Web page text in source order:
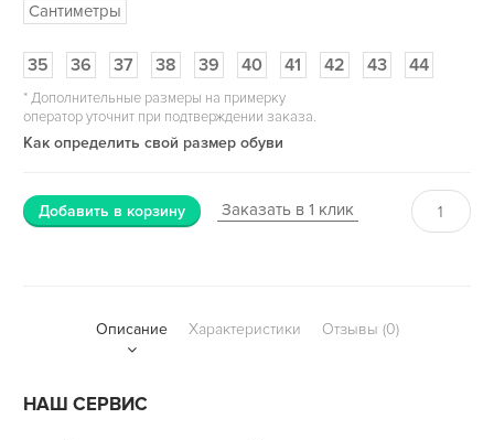
Сантиметры
35 36 37 38 39 40 41 42 43 44
*Дополнительные размеры на примерку
оператор уточнит при подтверждении заказа.
Как определить свой размер обуви
Добавить в корзину Заказать в 1 клик
Описание Характеристики Отзывы (0)
НАШ СЕРВИС